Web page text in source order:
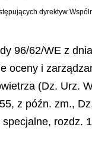
dyrektyw
96/62/WE z
oceny i
(Dz. Urz.
z późn. zm.,
rozdz.